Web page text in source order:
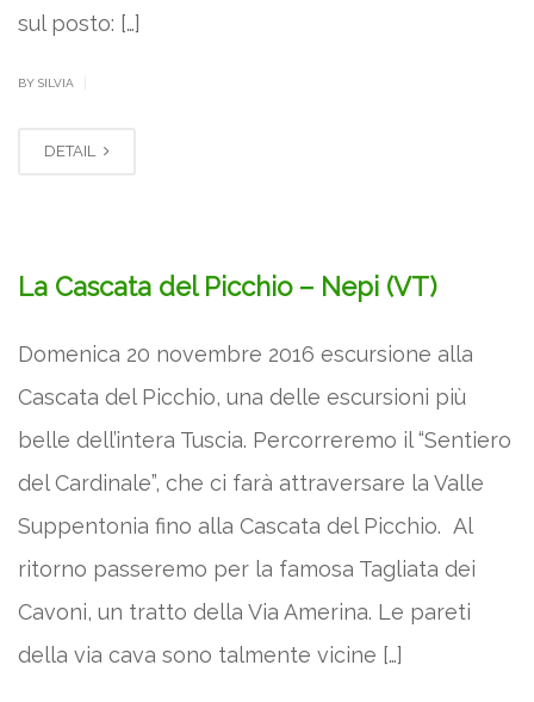
sul posto: […]
BY SILVIA
DETAIL
La Cascata del Picchio – Nepi (VT)
Domenica 20 novembre 2016 escursione alla
Cascata del Picchio, una delle escursioni più
belle dell’intera Tuscia. Percorreremo il “Sentiero
del Cardinale”, che ci farà attraversare la Valle
Suppentonia fino alla Cascata del Picchio. Al
ritorno passeremo per la famosa Tagliata dei
Cavoni, un tratto della Via Amerina. Le pareti
della via cava sono talmente vicine […]